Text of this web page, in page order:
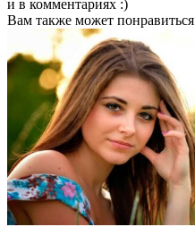
и в комментариях :)
Вам также может понравиться